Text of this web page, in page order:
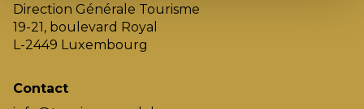
Direction Générale Tourisme
19-21, boulevard Royal
L-2449 Luxembourg
Contact